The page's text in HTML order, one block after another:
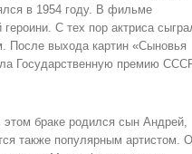
в 1954 году. В фильме
героини. С тех пор актриса
После выхода картин «Сыновья
Государственную премию
браке родился сын Андрей,
также популярным артистом.